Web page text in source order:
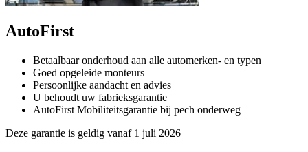
AutoFirst
Betaalbaar onderhoud aan alle automerken- en typen
Goed opgeleide monteurs
Persoonlijke aandacht en advies
U behoudt uw fabrieksgarantie
AutoFirst Mobiliteitsgarantie bij pech onderweg
Deze garantie is geldig vanaf 1 juli 2026